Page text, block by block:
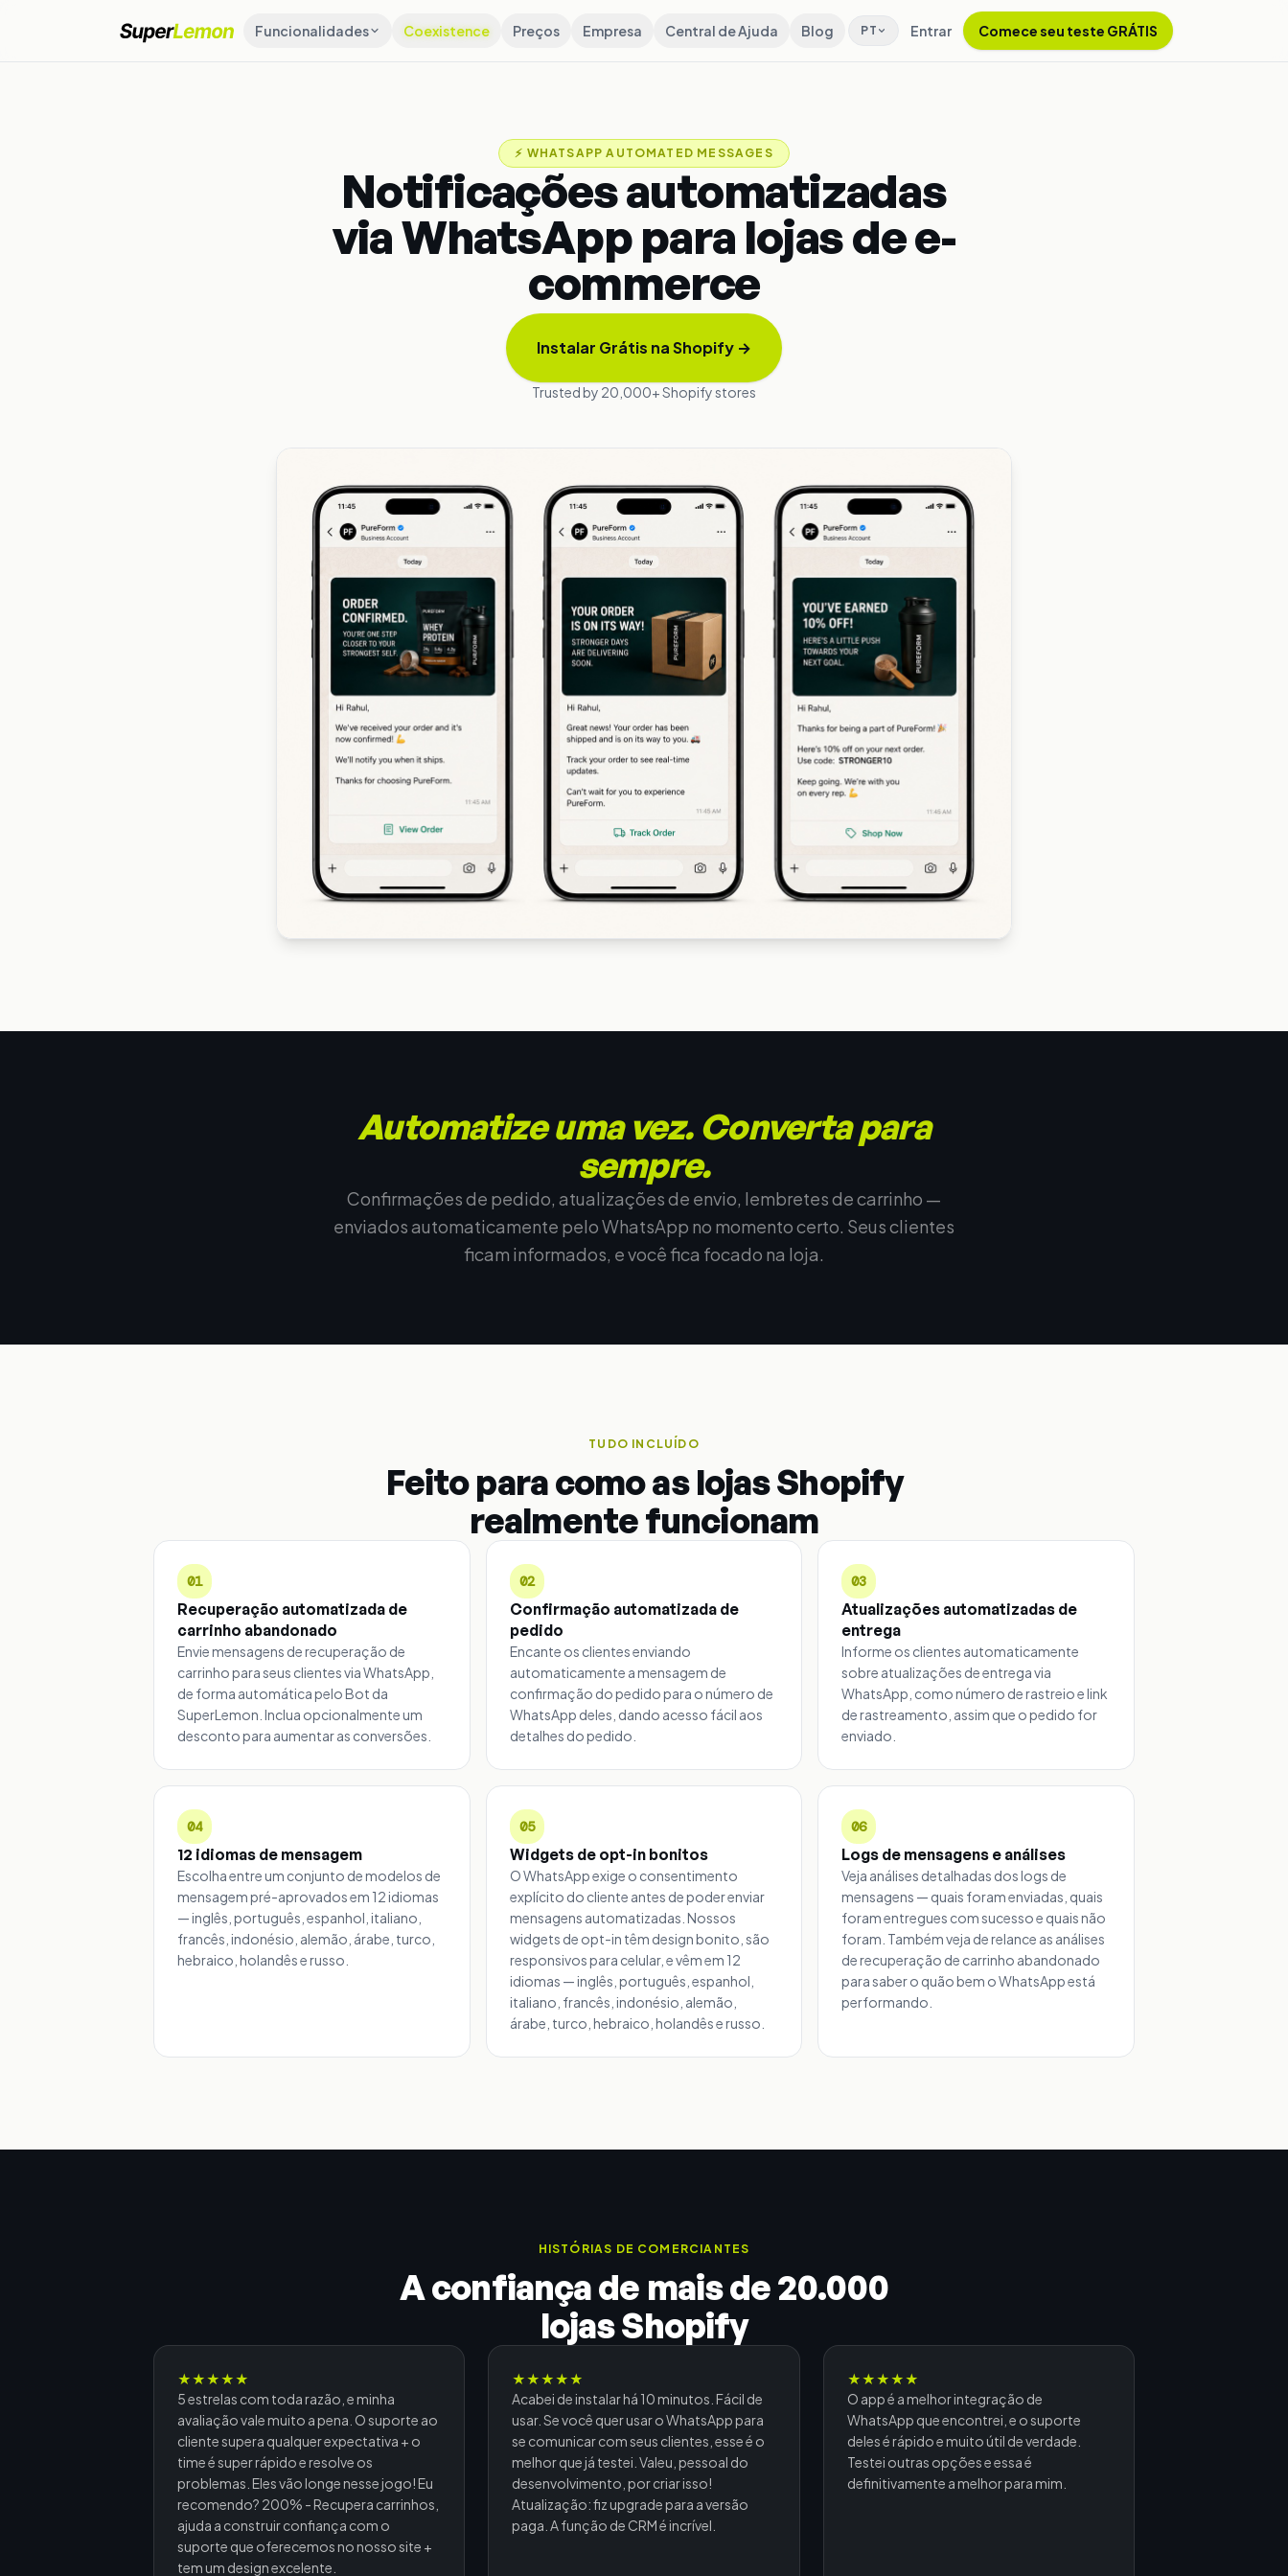
Funcionalidades Coexistence Preços Empresa Central de Ajuda Blog PT Entrar Comece seu teste GRÁTIS
⚡ WHATSAPP AUTOMATED MESSAGES
Notificações automatizadas
via WhatsApp para lojas de e-
commerce
Instalar Grátis na Shopify →
Trusted by 20,000+ Shopify stores
Automatize uma vez. Converta para
sempre.
Confirmações de pedido, atualizações de envio, lembretes de carrinho —
enviados automaticamente pelo WhatsApp no momento certo. Seus clientes
ficam informados, e você fica focado na loja.
TUDO INCLUÍDO
Feito para como as lojas Shopify
realmente funcionam
01
Recuperação automatizada de
carrinho abandonado
Envie mensagens de recuperação de
carrinho para seus clientes via WhatsApp,
de forma automática pelo Bot da
SuperLemon. Inclua opcionalmente um
desconto para aumentar as conversões.
02
Confirmação automatizada de
pedido
Encante os clientes enviando
automaticamente a mensagem de
confirmação do pedido para o número de
WhatsApp deles, dando acesso fácil aos
detalhes do pedido.
03
Atualizações automatizadas de
entrega
Informe os clientes automaticamente
sobre atualizações de entrega via
WhatsApp, como número de rastreio e link
de rastreamento, assim que o pedido for
enviado.
04
12 idiomas de mensagem
Escolha entre um conjunto de modelos de
mensagem pré-aprovados em 12 idiomas
— inglês, português, espanhol, italiano,
francês, indonésio, alemão, árabe, turco,
hebraico, holandês e russo.
05
Widgets de opt-in bonitos
O WhatsApp exige o consentimento
explícito do cliente antes de poder enviar
mensagens automatizadas. Nossos
widgets de opt-in têm design bonito, são
responsivos para celular, e vêm em 12
idiomas — inglês, português, espanhol,
italiano, francês, indonésio, alemão,
árabe, turco, hebraico, holandês e russo.
06
Logs de mensagens e análises
Veja análises detalhadas dos logs de
mensagens — quais foram enviadas, quais
foram entregues com sucesso e quais não
foram. Também veja de relance as análises
de recuperação de carrinho abandonado
para saber o quão bem o WhatsApp está
performando.
HISTÓRIAS DE COMERCIANTES
A confiança de mais de 20.000
lojas Shopify
★★★★★
5 estrelas com toda razão, e minha
avaliação vale muito a pena. O suporte ao
cliente supera qualquer expectativa + o
time é super rápido e resolve os
problemas. Eles vão longe nesse jogo! Eu
recomendo? 200% - Recupera carrinhos,
ajuda a construir confiança com o
suporte que oferecemos no nosso site +
tem um design excelente.
★★★★★
Acabei de instalar há 10 minutos. Fácil de
usar. Se você quer usar o WhatsApp para
se comunicar com seus clientes, esse é o
melhor que já testei. Valeu, pessoal do
desenvolvimento, por criar isso!
Atualização: fiz upgrade para a versão
paga. A função de CRM é incrível.
★★★★★
O app é a melhor integração de
WhatsApp que encontrei, e o suporte
deles é rápido e muito útil de verdade.
Testei outras opções e essa é
definitivamente a melhor para mim.